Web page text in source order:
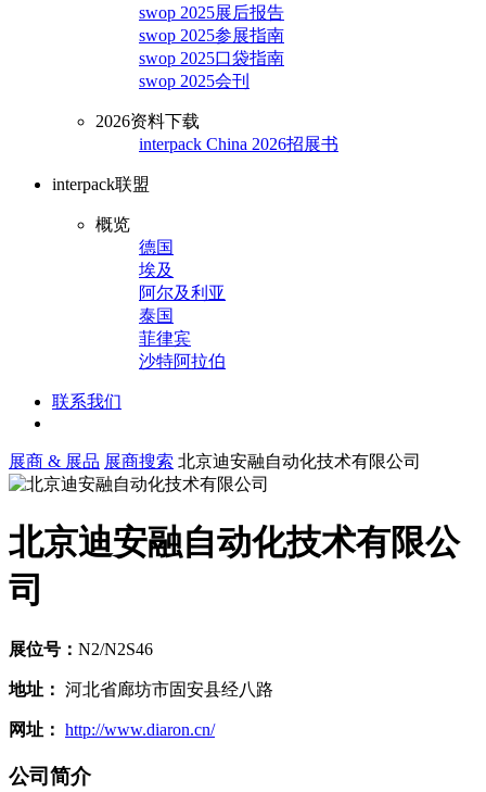
swop 2025展后报告
swop 2025参展指南
swop 2025口袋指南
swop 2025会刊
2026资料下载
interpack China 2026招展书
interpack联盟
概览
德国
埃及
阿尔及利亚
泰国
菲律宾
沙特阿拉伯
联系我们
展商 & 展品 展商搜索 北京迪安融自动化技术有限公司
北京迪安融自动化技术有限公
司
展位号： N2/N2S46
地址： 河北省廊坊市固安县经八路
网址： http://www.diaron.cn/
公司简介